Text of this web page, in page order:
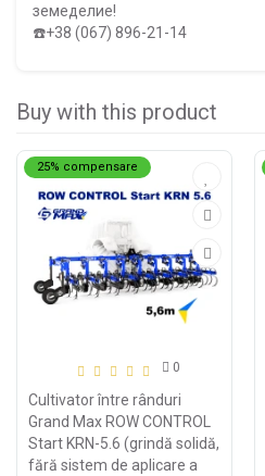
земеделие!
☎️+38 (067) 896-21-14
Buy with this product
25% compensare
0
Cultivator între rânduri
Grand Max ROW CONTROL
Start KRN-5.6 (grindă solidă,
fără sistem de aplicare a